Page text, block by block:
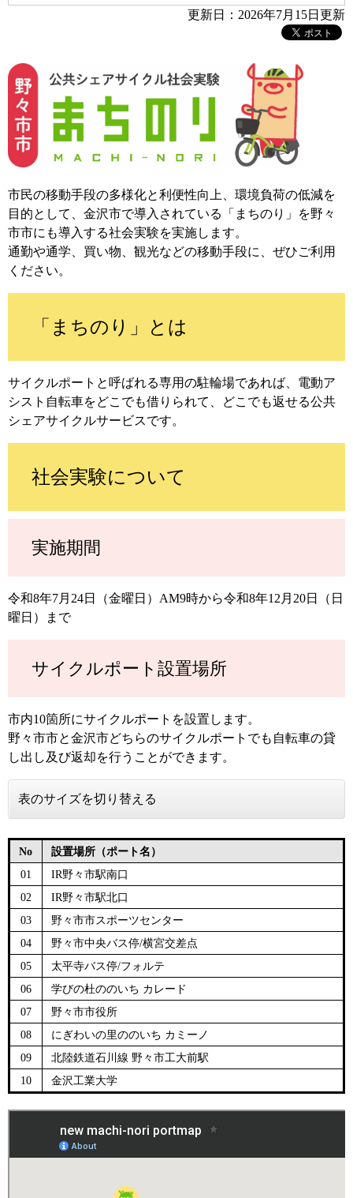
更新日：2026年7月15日更新
市民の移動手段の多様化と利便性向上、環境負荷の低減を
目的として、金沢市で導入されている「まちのり」を野々
市市にも導入する社会実験を実施します。
通勤や通学、買い物、観光などの移動手段に、ぜひご利用
ください。
「まちのり」とは
サイクルポートと呼ばれる専用の駐輪場であれば、電動ア
シスト自転車をどこでも借りられて、どこでも返せる公共
シェアサイクルサービスです。
社会実験について
実施期間
令和8年7月24日（金曜日）AM9時から令和8年12月20日（日
曜日）まで
サイクルポート設置場所
市内10箇所にサイクルポートを設置します。
野々市市と金沢市どちらのサイクルポートでも自転車の貸
し出し及び返却を行うことができます。
表のサイズを切り替える
No
設置場所（ポート名）
01
IR野々市駅南口
02
IR野々市駅北口
03
野々市市スポーツセンター
04
野々市中央バス停/横宮交差点
05
太平寺バス停/フォルテ
06
学びの杜ののいち カレード
07
野々市市役所
08
にぎわいの里ののいち カミーノ
09
北陸鉄道石川線 野々市工大前駅
10
金沢工業大学